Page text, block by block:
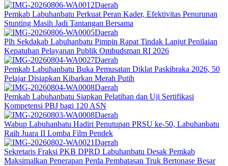
Daerah
Pemkab Labuhanbatu Perkuat Peran Kader, Efektivitas Penurunan
Stunting Masih Jadi Tantangan Bersama
Daerah
Plh Sekdakab Labuhanbatu Pimpin Rapat Tindak Lanjut Penilaian
Kepatuhan Pelayanan Publik Ombudsman RI 2026
Daerah
Pemkab Labuhanbatu Buka Pemusatan Diklat Paskibraka 2026, 50
Pelajar Disiapkan Kibarkan Merah Putih
Daerah
Pemkab Labuhanbatu Siapkan Pelatihan dan Uji Sertifikasi
Kompetensi PBJ bagi 120 ASN
Daerah
Wabup Labuhanbatu Hadiri Penutupan PRSU ke-50, Labuhanbatu
Raih Juara II Lomba Film Pendek
Daerah
Sekretaris Fraksi PKB DPRD Labuhanbatu Desak Pemkab
Maksimalkan Penerapan Perda Pembatasan Truk Bertonase Besar